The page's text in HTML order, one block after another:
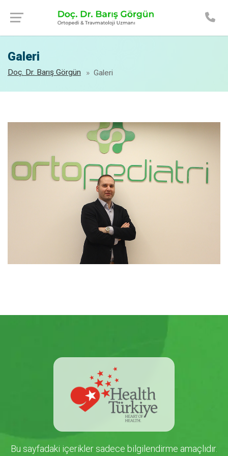
Galeri
Doç. Dr. Barış Görgün Galeri
Bu sayfadaki içerikler sadece bilgilendirme amaçlıdır.